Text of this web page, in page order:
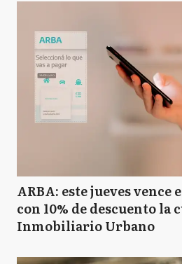
ARBA: este jueves vence
con 10% de descuento la
Inmobiliario Urbano